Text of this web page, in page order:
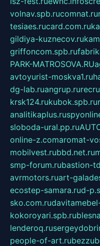
volnav.spb.rucomnat.ru
tesiaes.rucard.com.ru
gildiya-kuznecov.ru
griffoncom.spb.ru
PARK-MATROSOVA.RU
avtoyurist-moskva1.ru
dg-lab.ruangrup.ru
krsk124.rukubok.spb.ru
analitikaplus.ru
sloboda-ural.pp.ru
online-z.comaromat-
mobilvest.rubbd.net.ru
smp-forum.rubastion-
avrmotors.ruart-
ecostep-samara.rud-
sko.com.ru
kokoroyari.spb.ru
lenderoq.ru
people-of-art.ru